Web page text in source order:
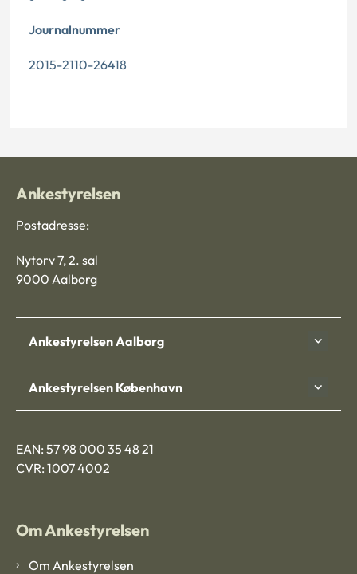
Journalnummer
2015-2110-26418
Ankestyrelsen
Postadresse:
Nytorv 7, 2. sal
9000 Aalborg
Ankestyrelsen Aalborg
Ankestyrelsen København
EAN: 57 98 000 35 48 21
CVR: 1007 4002
Om Ankestyrelsen
Om Ankestyrelsen